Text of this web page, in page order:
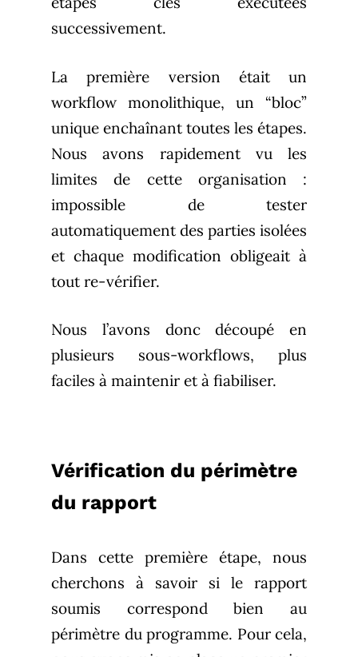
successivement.
La première version était un
workflow monolithique, un “bloc”
unique enchaînant toutes les étapes.
Nous avons rapidement vu les
limites de cette organisation :
impossible de tester
automatiquement des parties isolées
et chaque modification obligeait à
tout re-vérifier.
Nous l’avons donc découpé en
plusieurs sous-workflows, plus
faciles à maintenir et à fiabiliser.
Vérification du périmètre
du rapport
Dans cette première étape, nous
cherchons à savoir si le rapport
soumis correspond bien au
périmètre du programme. Pour cela,